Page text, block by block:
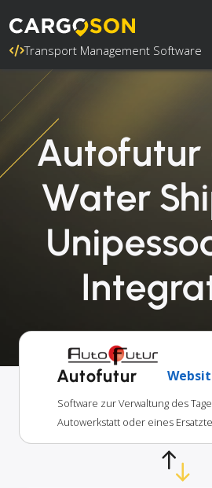
Transport Management Software
Autofutur
Water
Autofutur
Software zur Verwaltung des
Autowerkstatt oder eines